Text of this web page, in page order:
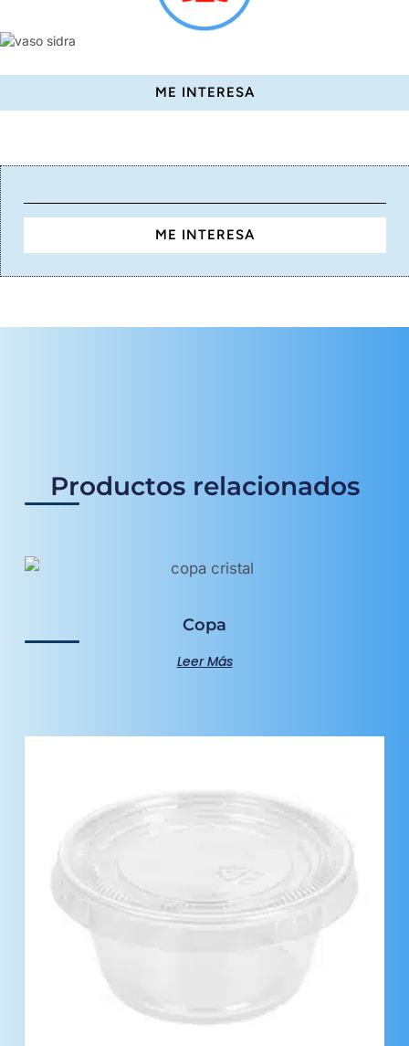
ME INTERESA
ME INTERESA
Productos relacionados
Copa
Leer Más